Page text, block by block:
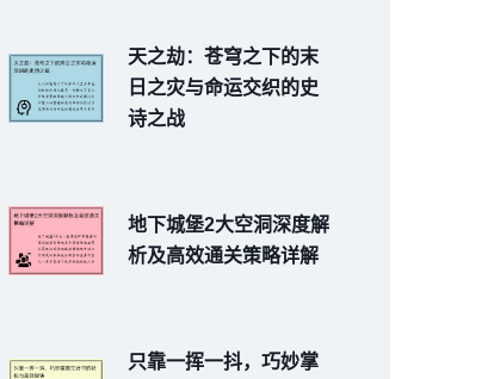
天之劫：苍穹之下的末
日之灾与命运交织的史
诗之战
地下城堡2大空洞深度解
析及高效通关策略详解
只靠一挥一抖，巧妙掌